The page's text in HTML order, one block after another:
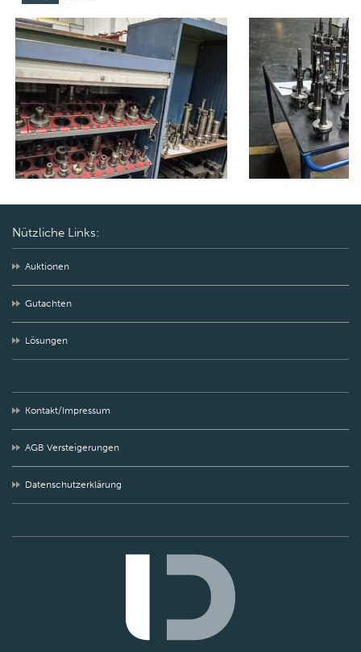
Nützliche Links:
Auktionen
Gutachten
Lösungen
Kontakt/Impressum
AGB Versteigerungen
Datenschutzerklärung